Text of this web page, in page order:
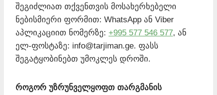
შეგიძლიათ თქვენთვის მოსახერხებელი
ნებისმიერი ფორმით: WhatsApp ან Viber
აპლიკაციით ნომერზე: +995 577 546 577, ან
ელ-ფოსტაზე: info@tarjiman.ge. ფასს
შეგატყობინებთ უმოკლეს დროში.
როგორ უზრუნველყოფთ თარგმანის